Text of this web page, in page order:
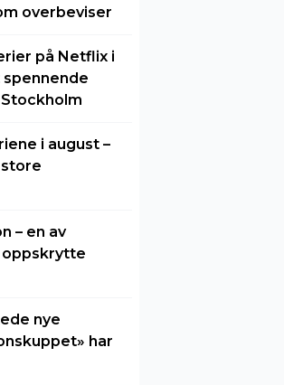
overbeviser
på Netflix i
spennende
i august –
– en av
oppskrytte
nye
har